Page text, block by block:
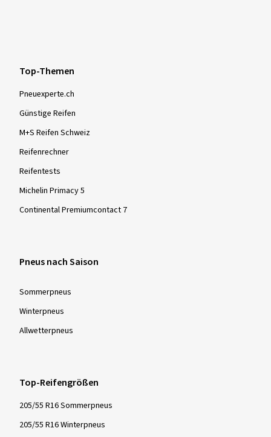
Top-Themen
Pneuexperte.ch
Günstige Reifen
M+S Reifen Schweiz
Reifenrechner
Reifentests
Michelin Primacy 5
Continental Premiumcontact 7
Pneus nach Saison
Sommer­pneus
Winter­pneus
Allwetter­pneus
Top-Reifengrößen
205/55 R16 Sommerpneus
205/55 R16 Winterpneus